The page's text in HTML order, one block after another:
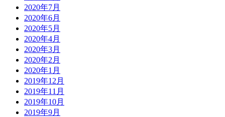
2020年7月
2020年6月
2020年5月
2020年4月
2020年3月
2020年2月
2020年1月
2019年12月
2019年11月
2019年10月
2019年9月